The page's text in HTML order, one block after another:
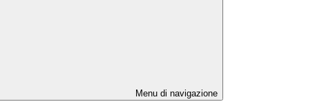
Menu di navigazione